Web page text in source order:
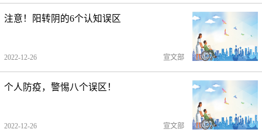
注意！阳转阴的6个认知误区
2022-12-26 宣文部
个人防疫，警惕八个误区！
2022-12-26 宣文部